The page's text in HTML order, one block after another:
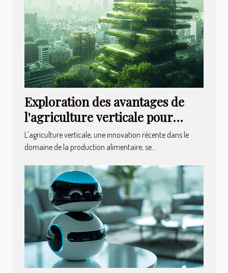
Exploration des avantages de
l'agriculture verticale pour
l'avenir durable
L'agriculture verticale, une innovation récente dans le
domaine de la production alimentaire, se...